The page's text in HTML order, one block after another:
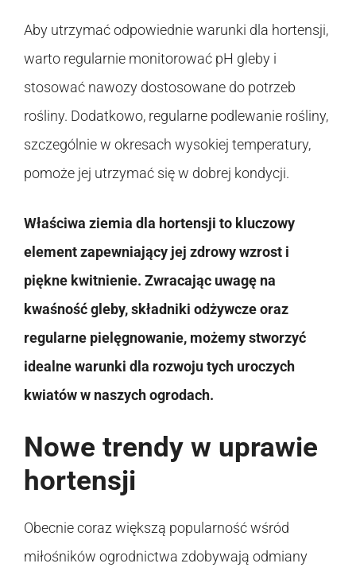
Aby utrzymać odpowiednie warunki dla hortensji,
warto regularnie monitorować pH gleby i
stosować nawozy dostosowane do potrzeb
rośliny. Dodatkowo, regularne podlewanie rośliny,
szczególnie w okresach wysokiej temperatury,
pomoże jej utrzymać się w dobrej kondycji.
Właściwa ziemia dla hortensji to kluczowy
element zapewniający jej zdrowy wzrost i
piękne kwitnienie. Zwracając uwagę na
kwaśność gleby, składniki odżywcze oraz
regularne pielęgnowanie, możemy stworzyć
idealne warunki dla rozwoju tych uroczych
kwiatów w naszych ogrodach.
Nowe trendy w uprawie
hortensji
Obecnie coraz większą popularność wśród
miłośników ogrodnictwa zdobywają odmiany